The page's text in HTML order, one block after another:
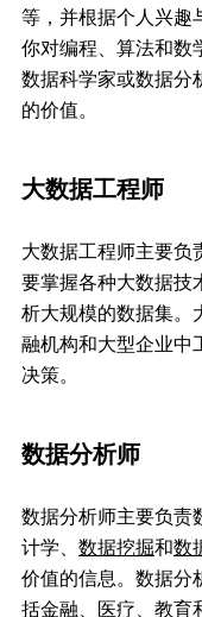
等，并根据个人兴趣
你对编程、算法和数
数据科学家或数据分
的价值。
大数据工程师
大数据工程师主要负
要掌握各种大数据技
析大规模的数据集。
融机构和大型企业中
决策。
数据分析师
数据分析师主要负责
计学、 数据挖掘和数
价值的信息。数据分
括金融、医疗、教育